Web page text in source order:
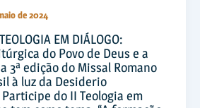
de 2024
EM DIÁLOGO:
do Povo de Deus e a
3ª edição do Missal Romano
à luz da Desiderio
do II Teologia em